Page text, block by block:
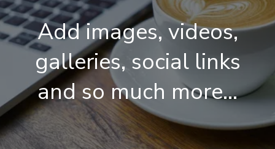
Add images, videos,
galleries, social links
and so much more...